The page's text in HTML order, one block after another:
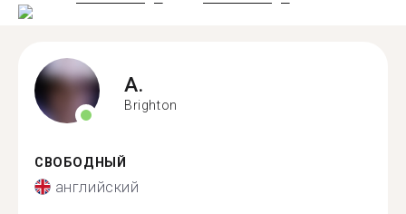
A.
Brighton
СВОБОДНЫЙ
английский